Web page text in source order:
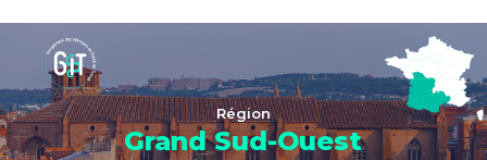
Région
Grand Sud-Ouest